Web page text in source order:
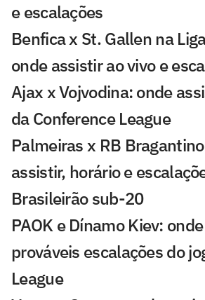
e escalações
Benfica x St. Gallen na
onde assistir ao vivo e
Ajax x Vojvodina: onde
da Conference League
Palmeiras x RB
assistir, horário e
Brasileirão sub-20
PAOK e Dínamo Kiev:
prováveis escalações do
League